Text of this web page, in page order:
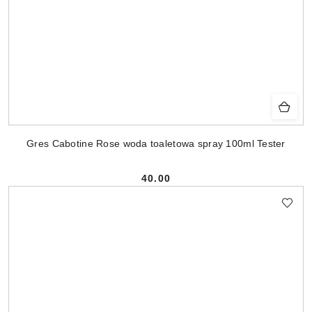
Gres Cabotine Rose woda toaletowa spray 100ml Tester
Cena:
40.00